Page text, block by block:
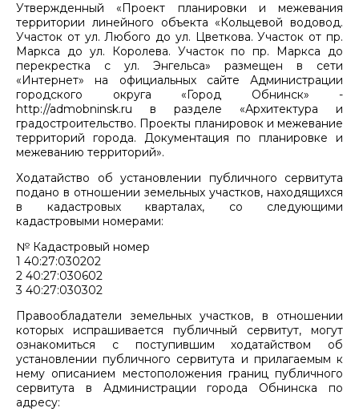
Утвержденный «Проект планировки и межевания
территории линейного объекта «Кольцевой водовод.
Участок от ул. Любого до ул. Цветкова. Участок от пр.
Маркса до ул. Королева. Участок по пр. Маркса до
перекрестка с ул. Энгельса» размещен в сети
«Интернет» на официальных сайте Администрации
городского округа «Город Обнинск» -
http://admobninsk.ru в разделе «Архитектура и
градостроительство. Проекты планировок и межевание
территорий города. Документация по планировке и
межеванию территорий».
Ходатайство об установлении публичного сервитута
подано в отношении земельных участков, находящихся
в кадастровых кварталах, со следующими
кадастровыми номерами:
№ Кадастровый номер
1 40:27:030202
2 40:27:030602
3 40:27:030302
Правообладатели земельных участков, в отношении
которых испрашивается публичный сервитут, могут
ознакомиться с поступившим ходатайством об
установлении публичного сервитута и прилагаемым к
нему описанием местоположения границ публичного
сервитута в Администрации города Обнинска по
адресу: